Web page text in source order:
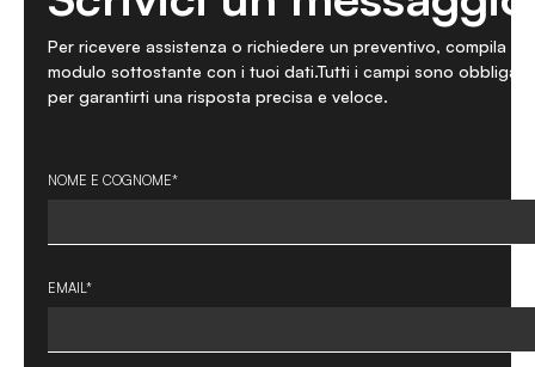
Per ricevere assistenza o richiedere un preventivo, compila il
modulo sottostante con i tuoi dati.Tutti i campi sono
per garantirti una risposta precisa e veloce.
NOME E COGNOME*
EMAIL*